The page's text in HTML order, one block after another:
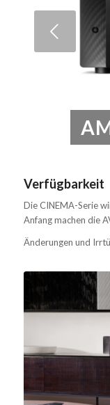
Verfügbarkeit
Die CINEMA-Serie
Anfang machen die
Änderungen und